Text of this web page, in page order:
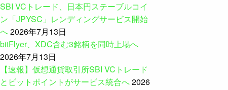
SBI VCトレード、日本円ステーブルコイ
ン「JPYSC」レンディングサービス開始
へ2026年7月13日
bitFlyer、XDC含む3銘柄を同時上場へ
2026年7月13日
【速報】仮想通貨取引所SBI VCトレード
とビットポイントがサービス統合へ2026